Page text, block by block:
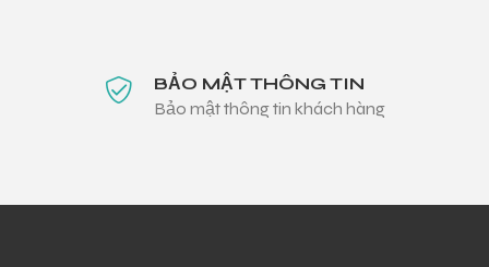
BẢO MẬT THÔNG TIN
Bảo mật thông tin khách hàng